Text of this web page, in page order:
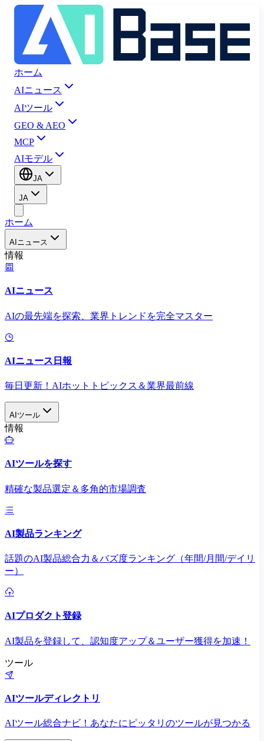
ホーム
AIニュース
AIツール
GEO & AEO
MCP
AIモデル
JA
JA
ホーム
AIニュース
情報
AIニュース
AIの最先端を探索、業界トレンドを完全マスター
AIニュース日報
毎日更新！AIホットトピックス＆業界最前線
AIツール
情報
AIツールを探す
精確な製品選定＆多角的市場調査
AI製品ランキング
話題のAI製品総合力＆バズ度ランキング（年間/月間/デイリ
ー）
AIプロダクト登録
AI製品を登録して、認知度アップ＆ユーザー獲得を加速！
ツール
AIツールディレクトリ
AIツール総合ナビ！あなたにピッタリのツールが見つかる